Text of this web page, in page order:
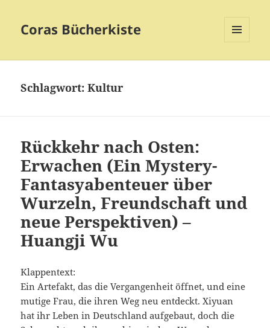
Coras Bücherkiste
Schlagwort:Kultur
Rückkehr nach Osten:
Erwachen (Ein Mystery-
Fantasyabenteuer über
Wurzeln, Freundschaft und
neue Perspektiven) –
Huangji Wu
Klappentext:
Ein Artefakt, das die Vergangenheit öffnet, und eine
mutige Frau, die ihren Weg neu entdeckt. Xiyuan
hat ihr Leben in Deutschland aufgebaut, doch die